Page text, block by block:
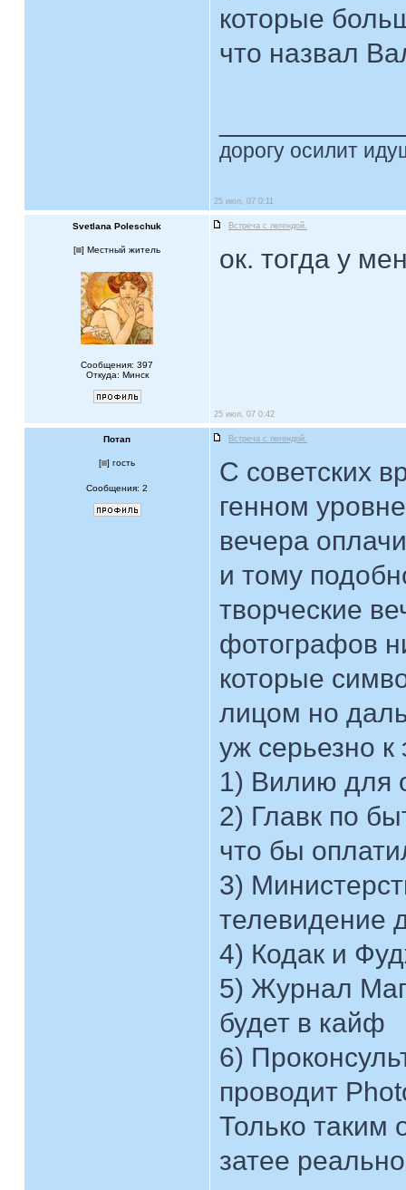
которые
что назвал
дорогу осилит
25 июл, 07 0:11
Svetlana Poleschuk Встреча с легендой.
[ ] Местный житель
Сообщения: 397
Откуда: Минск
ок. тогда у
25 июл, 07 0:42
Потап Встреча с легендой.
[ ] гость
Сообщения: 2
С советских
генном
вечера
и тому
творческие
фотографов
которые
лицом но
уж серьезно к
1) Вилию для
2) Главк по
что бы
3)
телевидение
4) Кодак и
5) Журнал
будет в кайф
6)
проводит
Только таким
затее